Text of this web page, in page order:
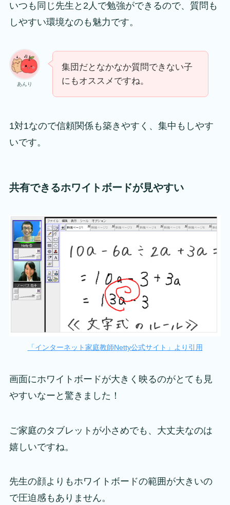
いつも同じ先生と2人で勉強ができるので、質問も
しやすい環境なのも魅力です。
あんり
集団だとなかなか質問できない子
にもオススメですね。
1対1なので信頼関係も築きやすく、集中もしやす
いです。
共有できるホワイトボードが見やすい
「インターネット家庭教師Netty公式サイト」より引用
画面にホワイトボードが大きく映るのがとても見
やすいなーと驚きました！
ご家庭のタブレットが小さめでも、大丈夫なのは
嬉しいですね。
先生の顔よりもホワイトボードの範囲が大きいの
で圧迫感もありません。